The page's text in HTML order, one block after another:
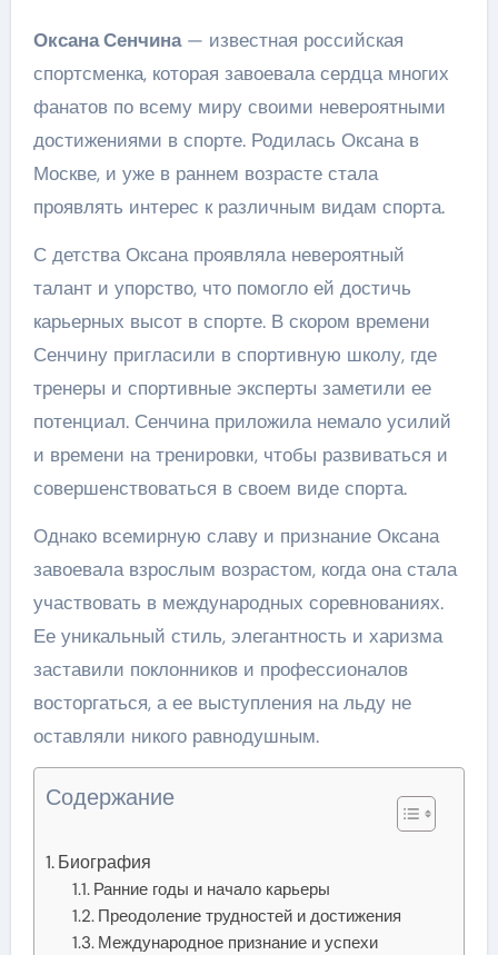
Оксана Сенчина— известная российская
спортсменка, которая завоевала сердца многих
фанатов по всему миру своими невероятными
достижениями в спорте. Родилась Оксана в
Москве, и уже в раннем возрасте стала
проявлять интерес к различным видам спорта.
С детства Оксана проявляла невероятный
талант и упорство, что помогло ей достичь
карьерных высот в спорте. В скором времени
Сенчину пригласили в спортивную школу, где
тренеры и спортивные эксперты заметили ее
потенциал. Сенчина приложила немало усилий
и времени на тренировки, чтобы развиваться и
совершенствоваться в своем виде спорта.
Однако всемирную славу и признание Оксана
завоевала взрослым возрастом, когда она стала
участвовать в международных соревнованиях.
Ее уникальный стиль, элегантность и харизма
заставили поклонников и профессионалов
восторгаться, а ее выступления на льду не
оставляли никого равнодушным.
Содержание
Биография
Ранние годы и начало карьеры
Преодоление трудностей и достижения
Международное признание и успехи